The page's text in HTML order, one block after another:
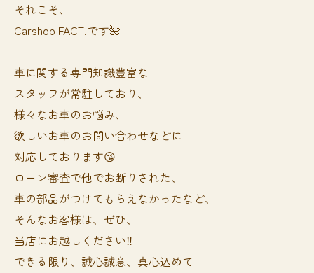
それこそ、
Carshop FACT.です🌺
車に関する専門知識豊富な
スタッフが常駐しており、
様々なお車のお悩み、
欲しいお車のお問い合わせなどに
対応しております😘
ローン審査で他でお断りされた、
車の部品がつけてもらえなかったなど、
そんなお客様は、ぜひ、
当店にお越しください‼️
できる限り、誠心誠意、真心込めて